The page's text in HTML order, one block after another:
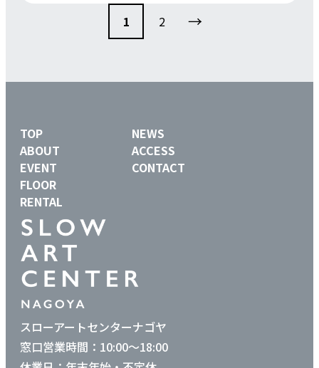
ペ
ジ
送
り
1 2 →
TOP
ABOUT
EVENT
FLOOR
RENTAL
NEWS
ACCESS
CONTACT
スローアートセンターナゴヤ
窓口営業時間：10:00〜18:00